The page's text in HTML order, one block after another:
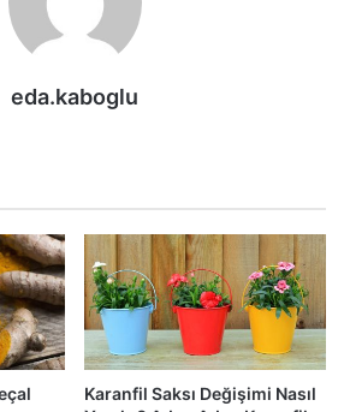
eda.kaboglu
Karanfil Saksı Değişimi Nasıl